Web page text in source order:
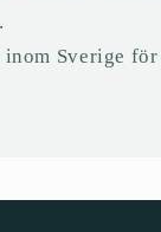
inom Sverige